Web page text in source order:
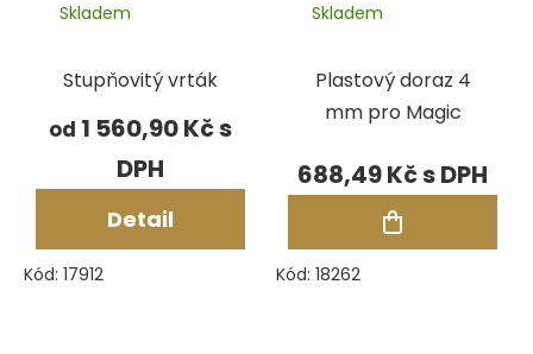
Stupňovitý vrták
Skladem
od 1 560,90 Kč
Detail
Kód: 17912
Plastový doraz 4
mm pro Magic
Skladem
688,49 Kč
Kód: 18262